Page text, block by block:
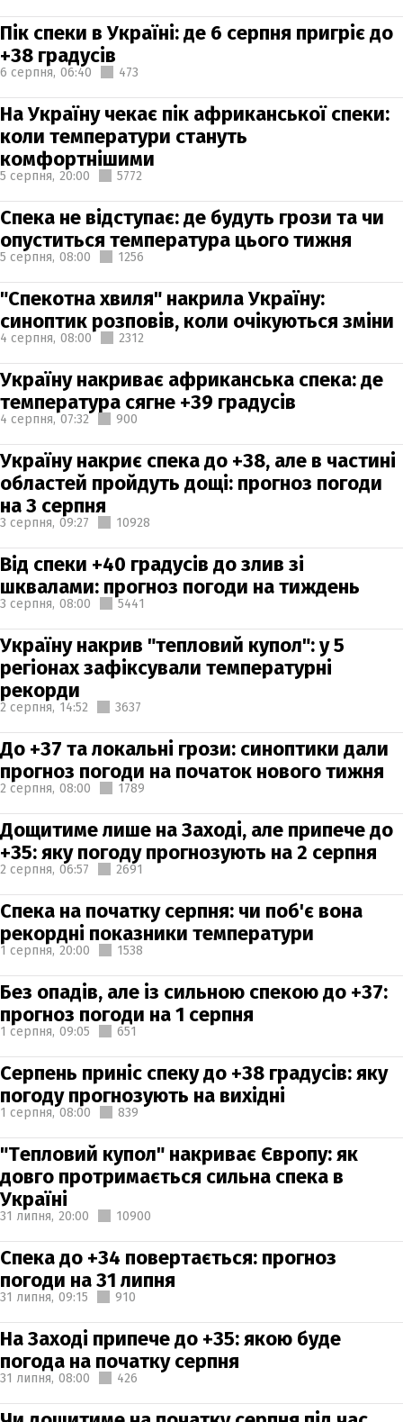
Пік спеки в Україні: де 6 серпня пригріє до
+38 градусів
6 серпня, 06:40 473
На Україну чекає пік африканської спеки:
коли температури стануть
комфортнішими
5 серпня, 20:00 5772
Спека не відступає: де будуть грози та чи
опуститься температура цього тижня
5 серпня, 08:00 1256
"Спекотна хвиля" накрила Україну:
синоптик розповів, коли очікуються зміни
4 серпня, 08:00 2312
Україну накриває африканська спека: де
температура сягне +39 градусів
4 серпня, 07:32 900
Україну накриє спека до +38, але в частині
областей пройдуть дощі: прогноз погоди
на 3 серпня
3 серпня, 09:27 10928
Від спеки +40 градусів до злив зі
шквалами: прогноз погоди на тиждень
3 серпня, 08:00 5441
Україну накрив "тепловий купол": у 5
регіонах зафіксували температурні
рекорди
2 серпня, 14:52 3637
До +37 та локальні грози: синоптики дали
прогноз погоди на початок нового тижня
2 серпня, 08:00 1789
Дощитиме лише на Заході, але припече до
+35: яку погоду прогнозують на 2 серпня
2 серпня, 06:57 2691
Спека на початку серпня: чи поб'є вона
рекордні показники температури
1 серпня, 20:00 1538
Без опадів, але із сильною спекою до +37:
прогноз погоди на 1 серпня
1 серпня, 09:05 651
Серпень приніс спеку до +38 градусів: яку
погоду прогнозують на вихідні
1 серпня, 08:00 839
"Тепловий купол" накриває Європу: як
довго протримається сильна спека в
Україні
31 липня, 20:00 10900
Спека до +34 повертається: прогноз
погоди на 31 липня
31 липня, 09:15 910
На Заході припече до +35: якою буде
погода на початку серпня
31 липня, 08:00 426